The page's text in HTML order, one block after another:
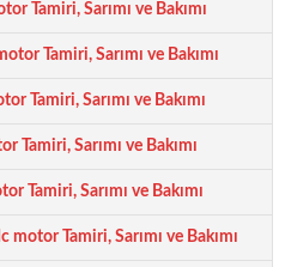
Tamiri, Sarımı ve Bakımı
Tamiri, Sarımı ve Bakımı
Tamiri, Sarımı ve Bakımı
Tamiri, Sarımı ve Bakımı
Tamiri, Sarımı ve Bakımı
Tamiri, Sarımı ve Bakımı